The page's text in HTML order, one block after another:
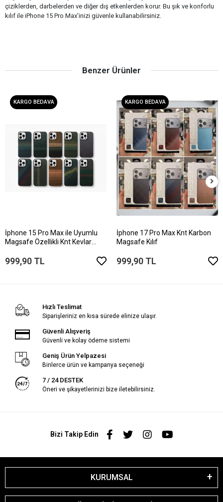
çiziklerden, darbelerden ve diğer dış etkenlerden korur. Bu şık ve konforlu
kılıf ile iPhone 15 Pro Max'inizi güvenle kullanabilirsiniz.
Benzer Ürünler
KARGO BEDAVA
İphone 15 Pro Max ile Uyumlu
Magsafe Özellikli Knt Kevlar
999,90 TL
KARGO BEDAVA
İphone 17 Pro Max Knt Karbon
Magsafe Kılıf
999,90 TL
Hızlı Teslimat
Siparişleriniz en kısa sürede elinize ulaşır.
Güvenli Alışveriş
Güvenli ve kolay ödeme sistemi
Geniş Ürün Yelpazesi
Binlerce ürün ve kampanya seçeneği
7 / 24 DESTEK
Öneri ve şikayetlerinizi bize iletebilirsiniz.
Bizi Takip Edin
KURUMSAL